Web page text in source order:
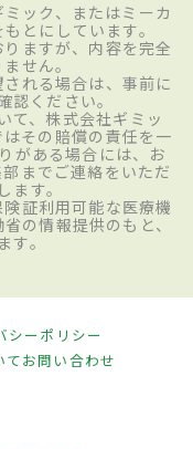
ック、またはミーカ
とにしています。
ますが、内容を完全
せん。
れる場合は、事前に
ください。
て、株式会社ギミッ
その賠償の責任を一
がある場合には、お
までご連絡をいただ
ます。
証利用可能な医療機
の情報提供のもと、
。
シーポリシー
てお問い合わせ